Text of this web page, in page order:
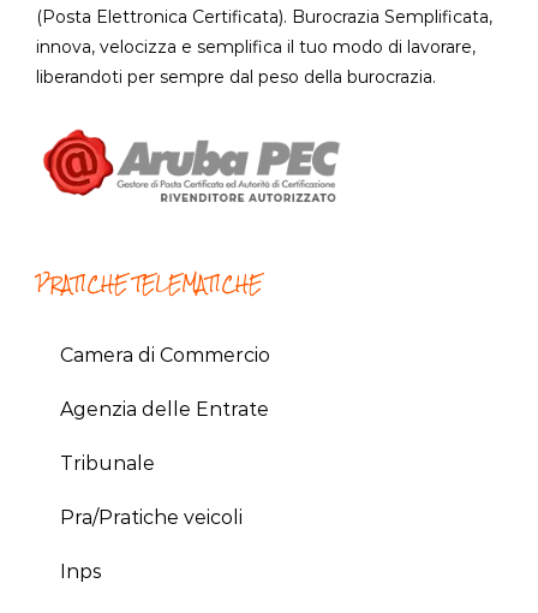
(Posta Elettronica Certificata). Burocrazia Semplificata,
innova, velocizza e semplifica il tuo modo di lavorare,
liberandoti per sempre dal peso della burocrazia.
PRATICHE TELEMATICHE
Camera di Commercio
Agenzia delle Entrate
Tribunale
Pra/Pratiche veicoli
Inps